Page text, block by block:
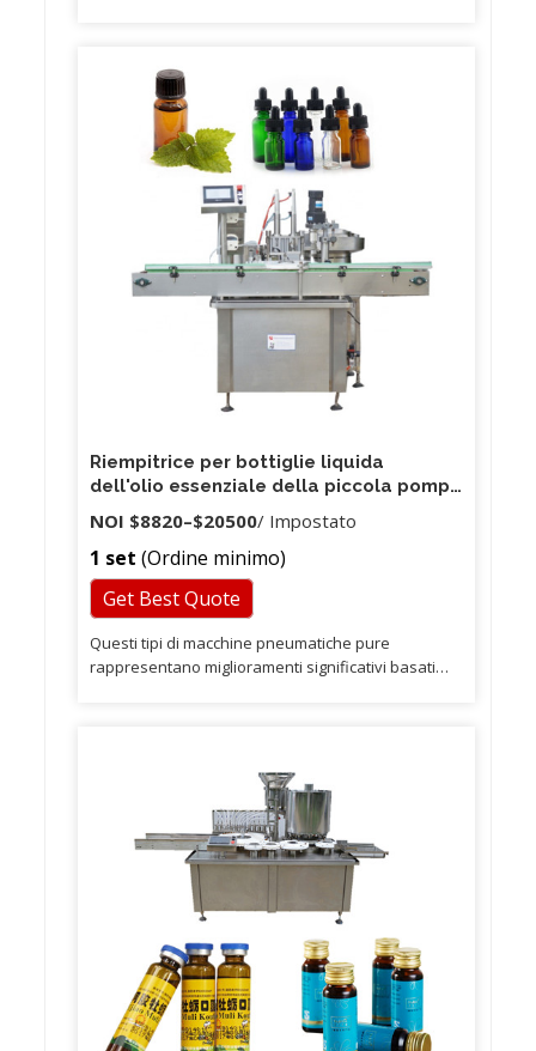
riempimento di materiali ad alta e bassa viscosità.
6. Interfaccia dinamica umanizzata, l'utente a colpo
d'occhio lo stato di funzionamento della macchina.
7.La macchina può essere utilizzata come modello
da tavolo con pedale, può anche essere abbinata
a tappatrice automatica ed etichettatrice in linea.
Riempitrice per bottiglie liquida
dell'olio essenziale della piccola pompa
manuale dell'ingranaggio di controllo
della fiala dell'ingranaggio di controllo
NOI $8820–$20500/ Impostato
1 set (Ordine minimo)
Get Best Quote
Questi tipi di macchine pneumatiche pure
rappresentano miglioramenti significativi basati
tipo. 2. A causa dei comandi pneumatici e del
posizionamento meccanico, questa serie ha
un'elevata precisione di riempimento.